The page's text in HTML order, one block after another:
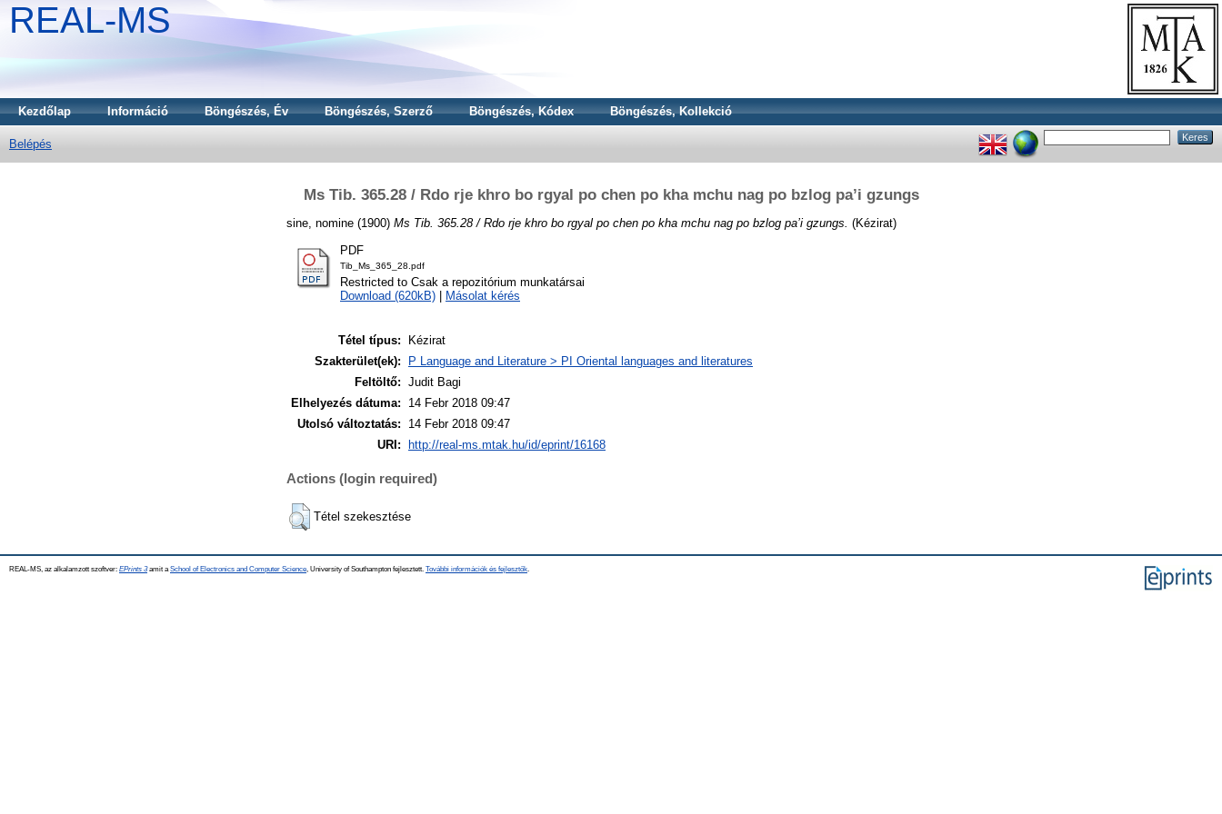
REAL-MS
Kezdőlap Információ Böngészés, Év Böngészés, Szerző Böngészés, Kódex Böngészés, Kollekció
Belépés
Ms Tib. 365.28 / Rdo rje khro bo rgyal po chen po kha mchu nag po bzlog pa’i gzungs
sine, nomine (1900) Ms Tib. 365.28 / Rdo rje khro bo rgyal po chen po kha mchu nag po bzlog pa’i gzungs. (Kézirat)
PDF
Tib_Ms_365_28.pdf
Restricted to Csak a repozitórium munkatársai
Download (620kB)
Másolat kérés
Tétel típus:
Kézirat
Szakterület(ek):
P Language and Literature > PI Oriental languages and literatures
Feltöltő: Judit Bagi
Elhelyezés dátuma:
14 Febr 2018 09:47
Utolsó változtatás:
14 Febr 2018 09:47
URI:
http://real-ms.mtak.hu/id/eprint/16168
Actions (login required)
Tétel szekesztése
REAL-MS, az alkalamzott szoftver: EPrints 3amit a School of Electronics and Computer Science , University of Southampton fejlesztett. További információk és fejlesztők